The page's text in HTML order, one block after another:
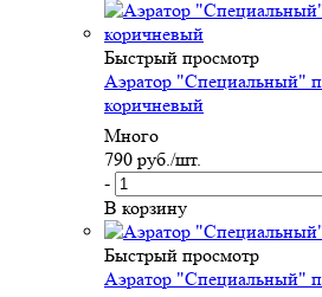
Быстрый просмотр
Аэратор "Специальный"
коричневый
Много
790 руб./шт.
-
В корзину
Быстрый просмотр
Аэратор "Специальный"